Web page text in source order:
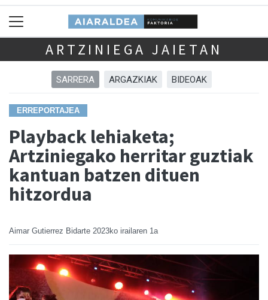
ARTZINIEGA JAIETAN
SARRERA ARGAZKIAK BIDEOAK
ERREPORTAJEA
Playback lehiaketa;
Artziniegako herritar guztiak
kantuan batzen dituen
hitzordua
Aimar Gutierrez Bidarte 2023ko irailaren 1a